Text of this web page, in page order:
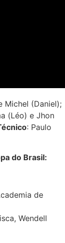
Michel (Daniel);
(Léo) e Jhon
: Paulo
do Brasil:
de
Wendell